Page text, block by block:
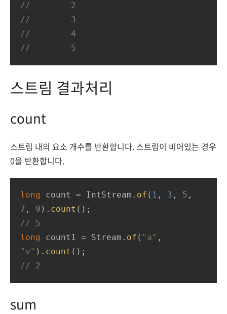
//        2
//        3
//        4
//        5
스트림 결과처리
count
스트림 내의 요소 개수를 반환합니다. 스트림이 비어있는 경우
0을 반환합니다.
long count = IntStream. of ( 1 , 3 , 5
7 , 9 ). count
// 5
long
count1 = Stream. of ( "a"
"v" ). count
// 2
sum